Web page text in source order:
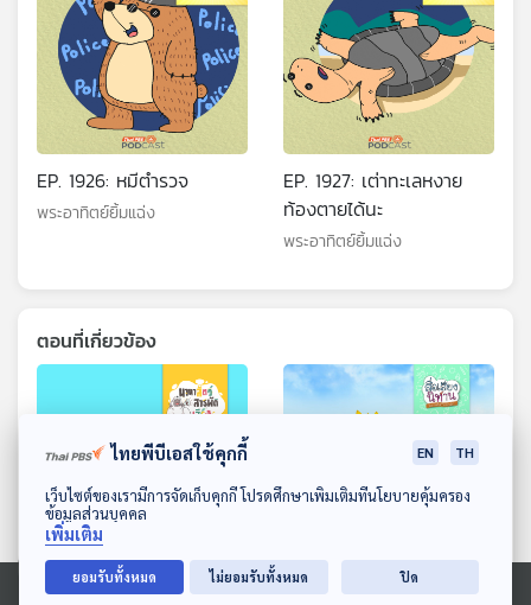
ดาวน์โหลด Thai PBS Podcast Application
EP. 1926: หมีตำรวจ
พระอาทิตย์ยิ้มแฉ่ง
EP. 1927: เต่าทะเลหงาย
ท้องตายได้นะ
พระอาทิตย์ยิ้มแฉ่ง
ตอนที่เกี่ยวข้อง
ไทยพีบีเอสใช้คุกกี้ EN TH
เว็บไซต์ของเรามีการจัดเก็บคุกกี้ โปรดศึกษาเพิ่มเติมที่นโยบายคุ้มครอง
ข้อมูลส่วนบุคคล
เพิ่มเติม
ยอมรับทั้งหมด ไม่ยอมรับทั้งหมด ปิด